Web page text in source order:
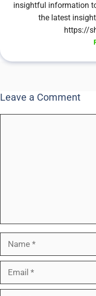
insightful information
the latest
https://
Leave a Comment